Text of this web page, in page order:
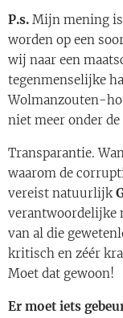
P.s. Mijn mening
worden op een
wij naar een
tegenmenselijke
Wolmanzouten-
niet meer onder
Transparantie.
waarom de
vereist natuurlijk
verantwoordelijke
van al die
kritisch en zéér
Moet dat gewoon!
Er moet iets